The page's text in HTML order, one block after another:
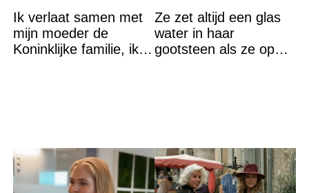
Ik verlaat samen met
mijn moeder de
Koninklijke familie, ik
Ze zet altijd een glas
water in haar
gootsteen als ze op